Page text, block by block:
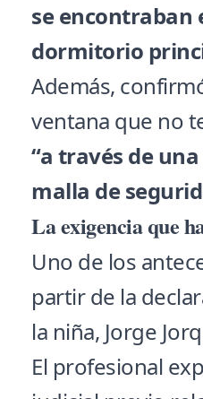
se encontraban
dormitorio
Además,
ventana que no
“a través de
malla de
La exigencia que
Uno de los
partir de la
la niña, Jorge
El profesional